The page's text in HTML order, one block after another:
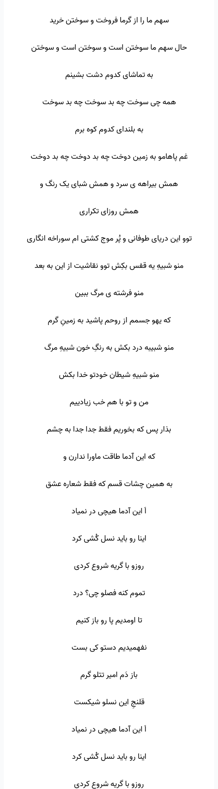
سهم ما را از گرما فروخت و سوختن خرید
حال سهم ما سوختن است و سوختن است و سوختن
به تماشای کدوم دشت بشینم
همه چی سوخت چه بد سوخت چه بد سوخت
به بلندای کدوم کوه برم
غم پاهامو به زمین دوخت چه بد دوخت چه بد دوخت
همش بیراهه ی سرد و همش شبای یک رنگ و
همش روزای تکراری
توو این دریای طوفانی و پُر موج کشتی ام سوراخه انگاری
منو شبیهِ یه قفس بکِش توو نقاشیت از این به بعد
منو فرشته ی مرگ ببین
که یهو جسمم از روحم پاشید به زمینِ گرم
منو شبیبه درد بکش به رنگِ خون شبیهِ مرگ
منو شبیهِ شیطان خودتو خدا بکش
من و تو با هم خب زیادییم
بذار پس که بخوریم فقط جدا جدا به چشم
که این آدما طاقت ماورا ندارن و
به همین چشات قسم که فقط شعاره عشق
اَ این آدما هیچی در نمیاد
اینا رو باید نسل کُشی کرد
روزو با گریه شروع کردی
تموم کنه فصلو چی؟ درد
تا اومدیم پا رو باز کنیم
نفهمیدیم دستو کی بست
باز دَم امیر تتلو گرم
قلنجِ این نسلو شیکست
اَ این آدما هیچی در نمیاد
اینا رو باید نسل کُشی کرد
روزو با گریه شروع کردی